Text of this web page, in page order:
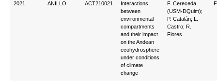
2021 ANILLO ACT210021
Interactions
between
environmental
compartments
and their impact
on the Andean
ecohydrosphere
under conditions
of climate
change
F. Cereceda
(USM-DQuim);
P. Catalán; L.
Castro; R.
Flores